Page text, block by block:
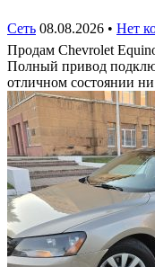
Сеть 08.08.2026 • Нет
Продам Chevrolet
Полный привод
отличном состоянии